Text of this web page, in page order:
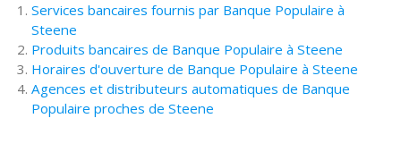
Services bancaires fournis par Banque Populaire à
Steene
Produits bancaires de Banque Populaire à Steene
Horaires d'ouverture de Banque Populaire à Steene
Agences et distributeurs automatiques de Banque
Populaire proches de Steene